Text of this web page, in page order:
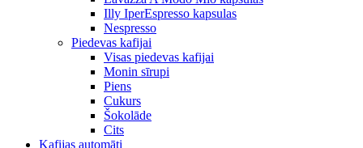
Illy IperEspresso kapsulas
Nespresso
Piedevas kafijai
Visas piedevas kafijai
Monin sīrupi
Piens
Cukurs
Šokolāde
Cits
Kafijas automāti